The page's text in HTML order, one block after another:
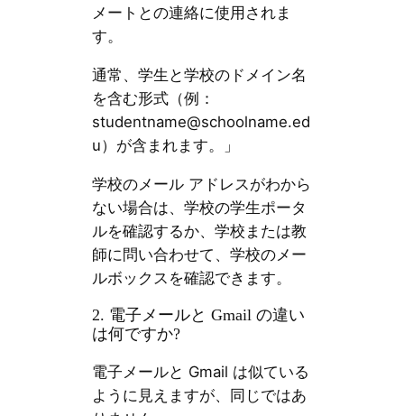
メートとの連絡に使用されま
す。
通常、学生と学校のドメイン名
を含む形式（例：
studentname@schoolname.ed
u）が含まれます。」
学校のメール アドレスがわから
ない場合は、学校の学生ポータ
ルを確認するか、学校または教
師に問い合わせて、学校のメー
ルボックスを確認できます。
2. 電子メールと Gmail の違い
は何ですか?
電子メールと Gmail は似ている
ように見えますが、同じではあ